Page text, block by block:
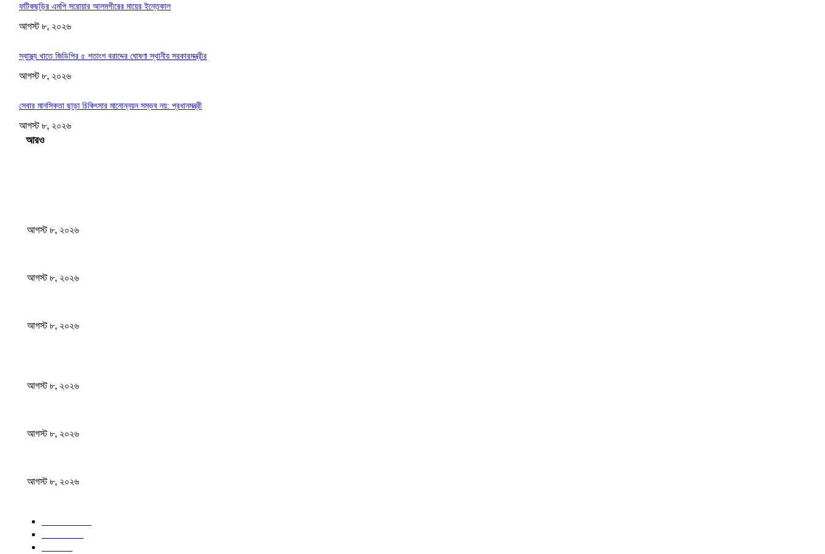
ফটিকছড়ির এমপি সরোয়ার আলমগীরের মায়ের ইন্তেকাল
আগস্ট ৮, ২০২৬
স্বাস্থ্য খাতে জিডিপির ৫ শতাংশ বরাদ্দের ঘোষণা স্থানীয় সরকারমন্ত্রীর
আগস্ট ৮, ২০২৬
সেবার মানসিকতা ছাড়া চিকিৎসার মানোন্নয়ন সম্ভব নয়: প্রধানমন্ত্রী
আগস্ট ৮, ২০২৬
Load more
আগস্ট ৮, ২০২৬
আগস্ট ৮, ২০২৬
আগস্ট ৮, ২০২৬
আগস্ট ৮, ২০২৬
আগস্ট ৮, ২০২৬
আগস্ট ৮, ২০২৬